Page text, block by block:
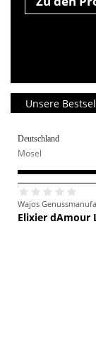
Unsere
Deutschland
Mosel
Wajos
Elixier dAmour